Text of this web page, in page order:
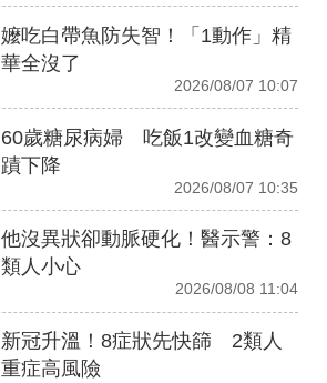
嬤吃白帶魚防失智！「1動作」精
華全沒了
2026/08/07 10:07
60歲糖尿病婦 吃飯1改變血糖奇
蹟下降
2026/08/07 10:35
他沒異狀卻動脈硬化！醫示警：8
類人小心
2026/08/08 11:04
新冠升溫！8症狀先快篩 2類人
重症高風險